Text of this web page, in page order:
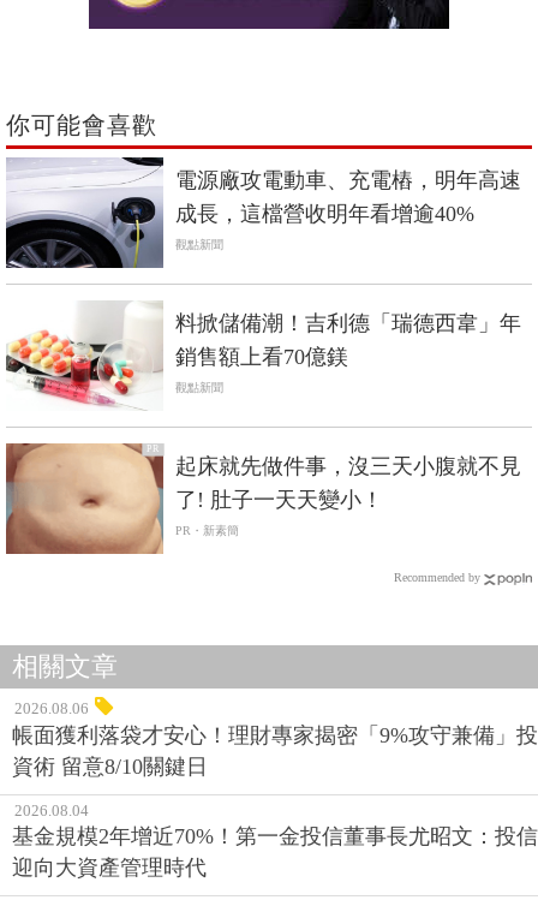
你可能會喜歡
電源廠攻電動車、充電樁，明年高速
成長，這檔營收明年看增逾40%
觀點新聞
料掀儲備潮！吉利德「瑞德西韋」年
銷售額上看70億鎂
觀點新聞
PR
起床就先做件事，沒三天小腹就不見
了! 肚子一天天變小！
PR・新素簡
Recommended by
相關文章
2026.08.06
帳面獲利落袋才安心！理財專家揭密「9%攻守兼備」投
資術 留意8/10關鍵日
2026.08.04
基金規模2年增近70%！第一金投信董事長尤昭文：投信
迎向大資產管理時代